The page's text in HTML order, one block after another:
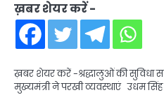
ख़बर शेयर करें -
ख़बर शेयर करें -श्रद्धालुओं की सुविधा
मुख्यमंत्री ने परखी व्यवस्थाएं उधम सिंह